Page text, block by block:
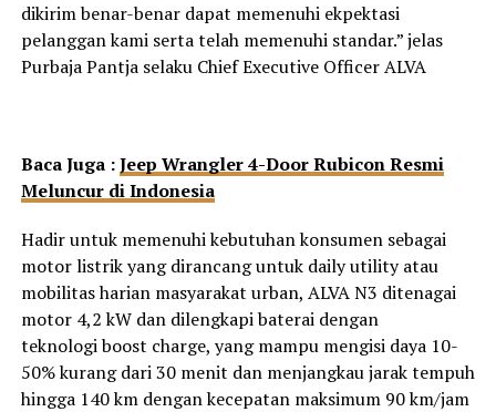
dikirim benar-benar dapat memenuhi ekpektasi
pelanggan kami serta telah memenuhi standar.” jelas
Purbaja Pantja selaku Chief Executive Officer ALVA
Baca Juga :Jeep Wrangler 4-Door Rubicon Resmi
Meluncur di Indonesia
Hadir untuk memenuhi kebutuhan konsumen sebagai
motor listrik yang dirancang untuk daily utility atau
mobilitas harian masyarakat urban, ALVA N3 ditenagai
motor 4,2 kW dan dilengkapi baterai dengan
teknologi boost charge, yang mampu mengisi daya 10-
50% kurang dari 30 menit dan menjangkau jarak tempuh
hingga 140 km dengan kecepatan maksimum 90 km/jam